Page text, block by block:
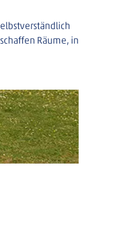
Räume, in